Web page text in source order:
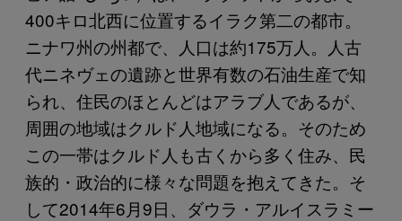
400キロ北西に位置するイラク第二の都市。
ニナワ州の州都で、人口は約175万人。人古
代ニネヴェの遺跡と世界有数の石油生産で知
られ、住民のほとんどはアラブ人であるが、
周囲の地域はクルド人地域になる。そのため
この一帯はクルド人も古くから多く住み、民
族的・政治的に様々な問題を抱えてきた。そ
して2014年6月9日、ダウラ・アルイスラミー